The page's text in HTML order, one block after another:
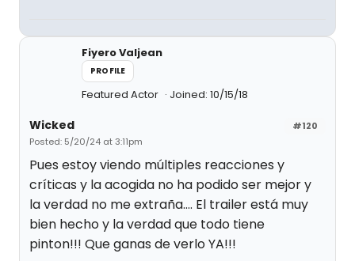
Fiyero Valjean
PROFILE
Featured Actor Joined: 10/15/18
#120
Wicked
Posted: 5/20/24 at 3:11pm
Pues estoy viendo múltiples reacciones y
críticas y la acogida no ha podido ser mejor y
la verdad no me extraña…. El trailer está muy
bien hecho y la verdad que todo tiene
pinton!!! Que ganas de verlo YA!!!